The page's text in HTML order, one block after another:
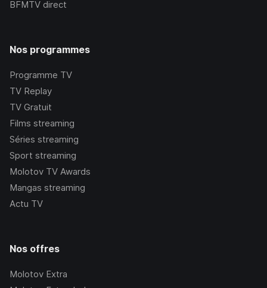
BFMTV direct
Nos programmes
Programme TV
TV Replay
TV Gratuit
Films streaming
Séries streaming
Sport streaming
Molotov TV Awards
Mangas streaming
Actu TV
Nos offres
Molotov Extra